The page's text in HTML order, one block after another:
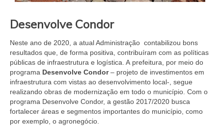
Desenvolve Condor
Neste ano de 2020, a atual Administração contabilizou bons
resultados que, de forma positiva, contribuíram com as políticas
públicas de infraestrutura e logística. A prefeitura, por meio do
programa Desenvolve Condor– projeto de investimentos em
infraestrutura com vistas ao desenvolvimento local-, segue
realizando obras de modernização em todo o município. Com o
programa Desenvolve Condor, a gestão 2017/2020 busca
fortalecer áreas e segmentos importantes do município, como
por exemplo, o agronegócio.